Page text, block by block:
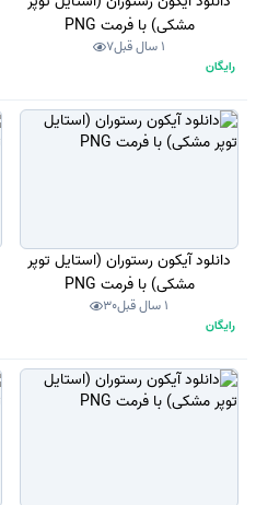
مشکی) با فرمت PNG
1 سال قبل 7
رایگان
دانلود آیکون رستوران (استایل توپر
مشکی) با فرمت PNG
1 سال قبل 30
رایگان